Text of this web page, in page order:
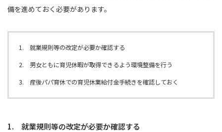
備を進めておく必要があります。
1. 就業規則等の改定が必要か確認する
2. 男女ともに育児休暇が取得できるよう環境整備を行う
3. 産後パパ育休での育児休業給付金手続きを確認しておく
1. 就業規則等の改定が必要か確認する